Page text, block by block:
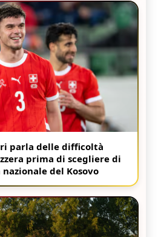
parla delle difficoltà
prima di scegliere di
nazionale del Kosovo